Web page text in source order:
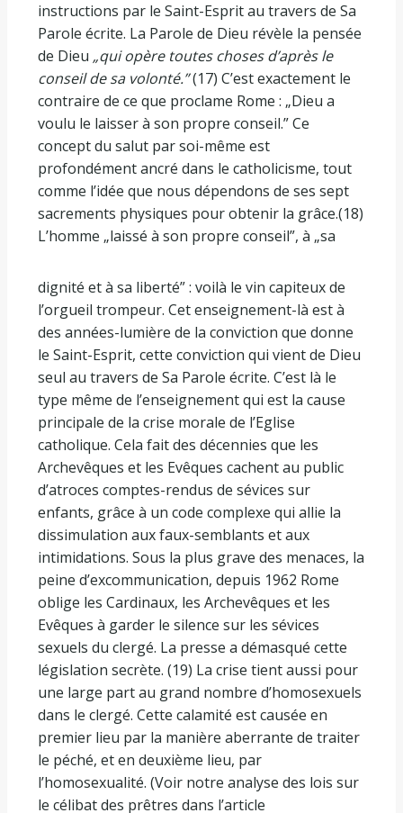
instructions par le Saint-Esprit au travers de Sa
Parole écrite. La Parole de Dieu révèle la pensée
de Dieu „qui opère toutes choses d’après le
conseil de sa volonté.”(17) C’est exactement le
contraire de ce que proclame Rome : „Dieu a
voulu le laisser à son propre conseil.” Ce
concept du salut par soi-même est
profondément ancré dans le catholicisme, tout
comme l’idée que nous dépendons de ses sept
sacrements physiques pour obtenir la grâce.(18)
L’homme „laissé à son propre conseil”, à „sa
dignité et à sa liberté” : voilà le vin capiteux de
l’orgueil trompeur. Cet enseignement-là est à
des années-lumière de la conviction que donne
le Saint-Esprit, cette conviction qui vient de Dieu
seul au travers de Sa Parole écrite. C’est là le
type même de l’enseignement qui est la cause
principale de la crise morale de l’Eglise
catholique. Cela fait des décennies que les
Archevêques et les Evêques cachent au public
d’atroces comptes-rendus de sévices sur
enfants, grâce à un code complexe qui allie la
dissimulation aux faux-semblants et aux
intimidations. Sous la plus grave des menaces, la
peine d’excommunication, depuis 1962 Rome
oblige les Cardinaux, les Archevêques et les
Evêques à garder le silence sur les sévices
sexuels du clergé. La presse a démasqué cette
législation secrète. (19) La crise tient aussi pour
une large part au grand nombre d’homosexuels
dans le clergé. Cette calamité est causée en
premier lieu par la manière aberrante de traiter
le péché, et en deuxième lieu, par
l’homosexualité. (Voir notre analyse des lois sur
le célibat des prêtres dans l’article